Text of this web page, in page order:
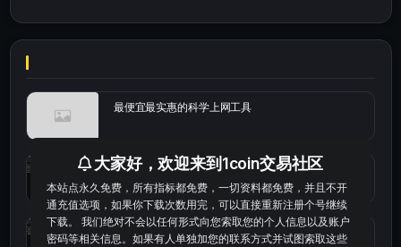
最便宜最实惠的科学上网工具
统计涨跌幅的python代码
okx的短线量化的免费版本
大家好，欢迎来到1coin交易社区
本站点永久免费，所有指标都免费，一切资料都免费，并且不开
通充值选项，如果你下载次数用完，可以直接重新注册个号继续
下载。 我们绝对不会以任何形式向您索取您的个人信息以及账户
密码等相关信息。如果有人单独加您的联系方式并试图索取这些